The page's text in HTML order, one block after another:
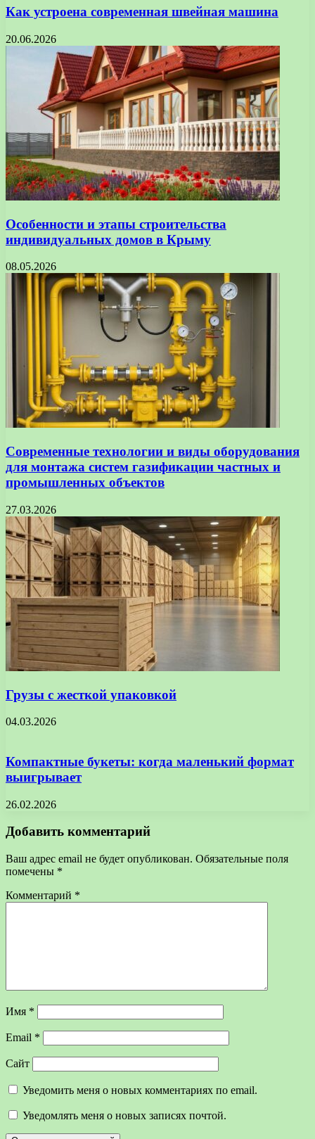
Как устроена современная швейная машина
20.06.2026
Особенности и этапы строительства
индивидуальных домов в Крыму
08.05.2026
Современные технологии и виды оборудования
для монтажа систем газификации частных и
промышленных объектов
27.03.2026
Грузы с жесткой упаковкой
04.03.2026
Компактные букеты: когда маленький формат
выигрывает
26.02.2026
Добавить комментарий
Ваш адрес email не будет опубликован. Обязательные поля
помечены *
Комментарий *
Имя *
Email *
Сайт
Уведомить меня о новых комментариях по email.
Уведомлять меня о новых записях почтой.